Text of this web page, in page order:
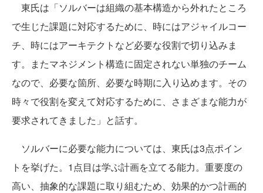
東氏は「ソルバーは組織の基本構造から外れたところ
で生じた課題に対応するために、時にはアジャイルコー
チ、時にはアーキテクトなど必要な役割で切り込みま
す。またマネジメント構造に固定されない単独のチーム
なので、必要な箇所、必要な時期に入り込めます。その
時々で役割を変えて対応するために、さまざまな能力が
要求されてきました」と話す。
ソルバーに必要な能力については、東氏は3点ポイン
トを挙げた。1点目は学ぶ計画を立てる能力。重要度の
高い、抽象的な課題に取り組むため、効果的かつ計画的